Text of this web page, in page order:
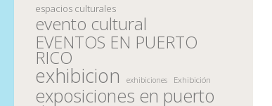
espacios culturales
evento cultural
EVENTOS EN PUERTO
RICO
exhibicion exhibiciones Exhibición
exposiciones en puerto